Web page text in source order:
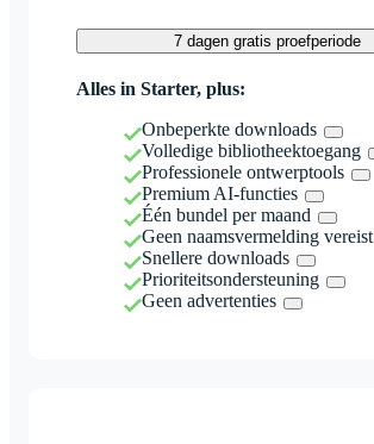
7 dagen gratis proefperiode
Alles in Starter, plus:
Onbeperkte downloads
Volledige bibliotheektoegang
Professionele ontwerptools
Premium AI-functies
Één bundel per maand
Geen naamsvermelding vereist
Snellere downloads
Prioriteitsondersteuning
Geen advertenties